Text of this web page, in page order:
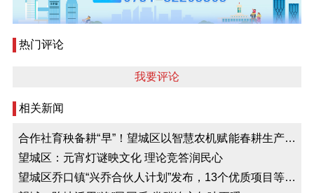
热门评论
我要评论
相关新闻
合作社育秧备耕“早”！望城区以智慧农机赋能春耕生产，
早中稻机插机抛秧面积将超七万亩
望城区：元宵灯谜映文化 理论竞答润民心
望城区乔口镇“兴乔合伙人计划”发布，13个优质项目等您